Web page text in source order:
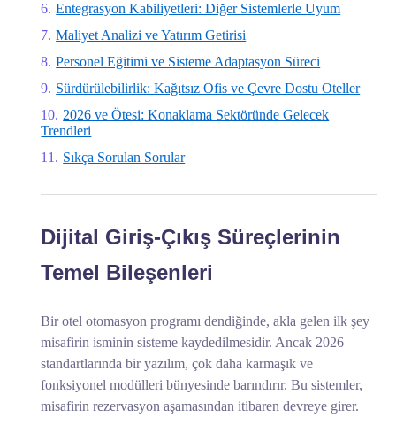
Entegrasyon Kabiliyetleri: Diğer Sistemlerle Uyum
Maliyet Analizi ve Yatırım Getirisi
Personel Eğitimi ve Sisteme Adaptasyon Süreci
Sürdürülebilirlik: Kağıtsız Ofis ve Çevre Dostu Oteller
2026 ve Ötesi: Konaklama Sektöründe Gelecek
Trendleri
Sıkça Sorulan Sorular
Dijital Giriş-Çıkış Süreçlerinin
Temel Bileşenleri
Bir otel otomasyon programı dendiğinde, akla gelen ilk şey
misafirin isminin sisteme kaydedilmesidir. Ancak 2026
standartlarında bir yazılım, çok daha karmaşık ve
fonksiyonel modülleri bünyesinde barındırır. Bu sistemler,
misafirin rezervasyon aşamasından itibaren devreye girer.